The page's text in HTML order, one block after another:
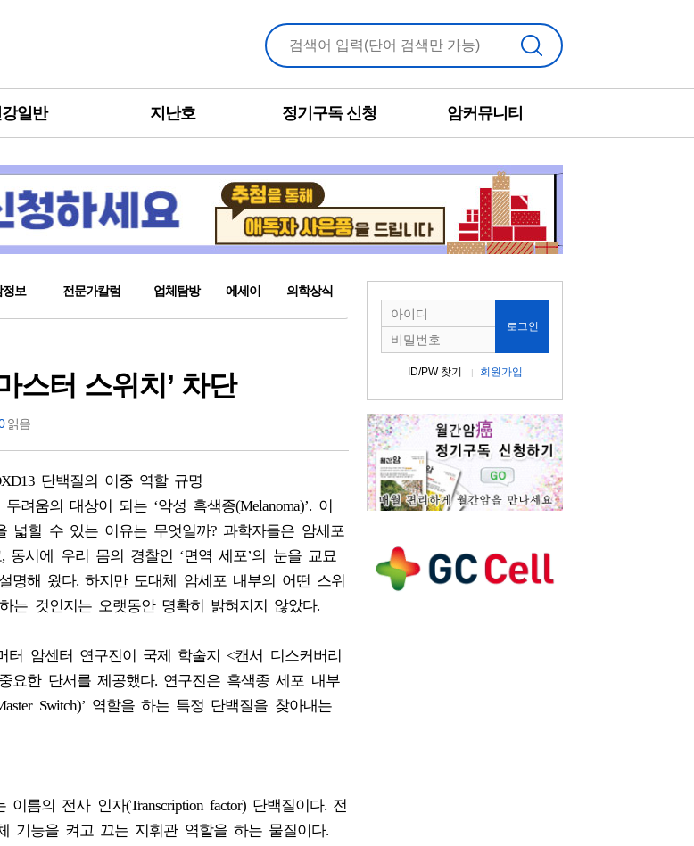
검색
일반 지난호 정기구독 신청 암커뮤니티
보 전문가칼럼 업체탐방 에세이 의학상식
스터 스위치’ 차단
읽음
단백질의 이중 역할 규명
움의 대상이 되는 ‘악성 흑색종(Melanoma)’. 이
넓힐 수 있는 이유는 무엇일까? 과학자들은 암세포
동시에 우리 몸의 경찰인 ‘면역 세포’의 눈을 교묘
해 왔다. 하지만 도대체 암세포 내부의 어떤 스위
는 것인지는 오랫동안 명확히 밝혀지지 않았다.
터 암센터 연구진이 국제 학술지 <캔서 디스커버리
요한 단서를 제공했다. 연구진은 흑색종 세포 내부
Switch)’ 역할을 하는 특정 단백질을 찾아내는
름의 전사 인자(Transcription factor) 단백질이다. 전
기능을 켜고 끄는 지휘관 역할을 하는 물질이다.
로그인
ID/PW 찾기 회원가입